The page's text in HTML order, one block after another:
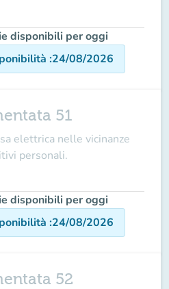
disponibili per oggi
:24/08/2026
51
elettrica nelle vicinanze
personali.
disponibili per oggi
:24/08/2026
52